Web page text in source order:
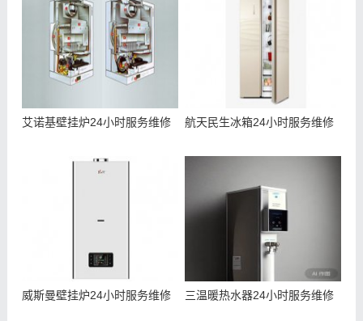
艾诺基壁挂炉24小时服务维修 航天民生冰箱24小时服务维修
威斯曼壁挂炉24小时服务维修 三温暖热水器24小时服务维修